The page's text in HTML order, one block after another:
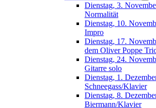
Dienstag, 3.
Normalität
Dienstag, 10.
Impro
Dienstag, 17.
dem Oliver Poppe
Dienstag, 24.
Gitarre solo
Dienstag, 1.
Schneegass/Klavier
Dienstag, 8.
Biermann/Klavier